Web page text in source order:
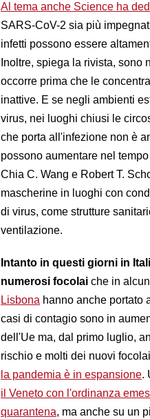
Al tema anche Science ha
SARS-CoV-2 sia più
infetti possono essere
Inoltre, spiega la rivista,
occorre prima che le
inattive. E se negli ambienti
virus, nei luoghi chiusi le
che porta all'infezione non è
possono aumentare nel
Chia C. Wang e Robert T.
mascherine in luoghi con
di virus, come strutture
ventilazione.
Intanto in questi giorni in
numerosi focolai che in
Lisbona hanno anche portato
casi di contagio sono in
dell'Ue ma, dal primo luglio,
rischio e molti dei nuovi
la pandemia è in espansione.
il Veneto con l'ordinanza
quarantena, ma anche su un